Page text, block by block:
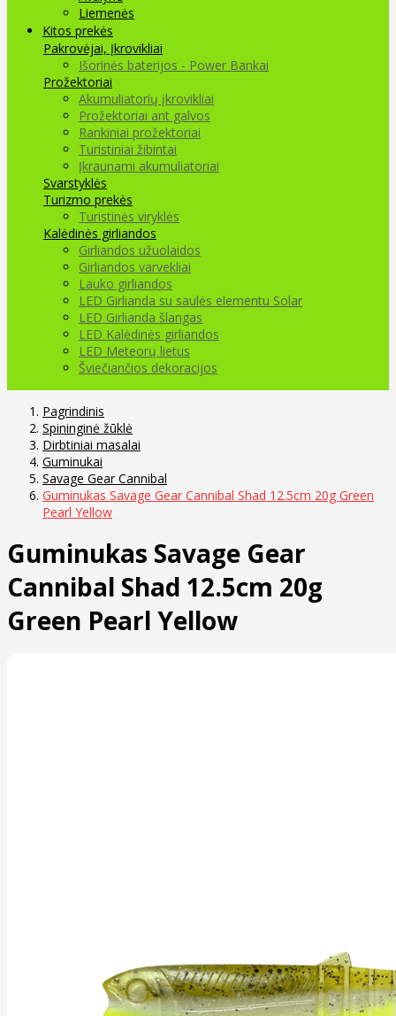
Liemenės
Kitos prekės
Pakrovėjai, Įkrovikliai
Išorinės baterijos - Power Bankai
Prožektoriai
Akumuliatorių įkrovikliai
Prožektoriai ant galvos
Rankiniai prožektoriai
Turistiniai žibintai
Įkraunami akumuliatoriai
Svarstyklės
Turizmo prekės
Turistinės viryklės
Kalėdinės girliandos
Girliandos užuolaidos
Girliandos varvekliai
Lauko girliandos
LED Girlianda su saulės elementu Solar
LED Girlianda šlangas
LED Kalėdinės girliandos
LED Meteorų lietus
Šviečiančios dekoracijos
Pagrindinis
Spininginė žūklė
Dirbtiniai masalai
Guminukai
Savage Gear Cannibal
Guminukas Savage Gear Cannibal Shad 12.5cm 20g Green
Pearl Yellow
Guminukas Savage Gear
Cannibal Shad 12.5cm 20g
Green Pearl Yellow